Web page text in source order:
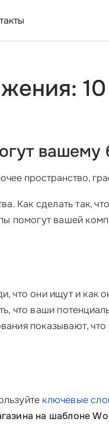
вашему
пространство,
Как сделать так,
помогут вашей
что они ищут и как
что ваши
показывают,
ключевые
на шаблоне